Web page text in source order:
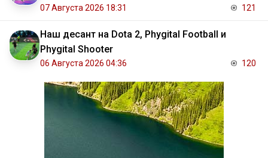
07 Августа 2026 18:31 121
Наш десант на Dota 2, Phygital Football и
Phygital Shooter
06 Августа 2026 04:36 120